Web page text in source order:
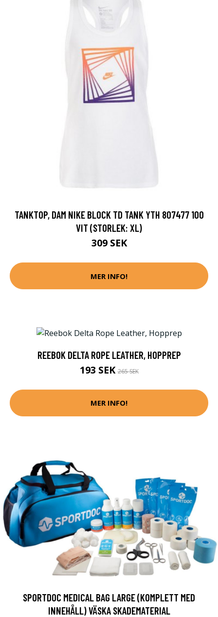
TANKTOP, DAM NIKE BLOCK TD TANK YTH 807477 100
VIT (STORLEK: XL)
309 SEK
MER INFO!
REEBOK DELTA ROPE LEATHER, HOPPREP
193 SEK265 SEK
MER INFO!
SPORTDOC MEDICAL BAG LARGE (KOMPLETT MED
INNEHÅLL) VÄSKA SKADEMATERIAL